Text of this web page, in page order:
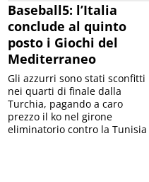
Baseball5: l’Italia
conclude al quinto
posto i Giochi del
Mediterraneo
Gli azzurri sono stati sconfitti
nei quarti di finale dalla
Turchia, pagando a caro
prezzo il ko nel girone
eliminatorio contro la Tunisia